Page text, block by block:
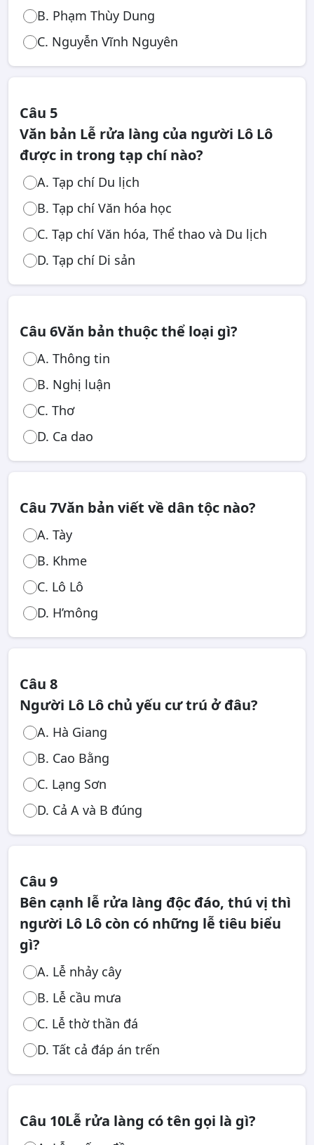
B. Phạm Thùy Dung
C. Nguyễn Vĩnh Nguyên
Câu 5
Văn bản Lễ rửa làng của người Lô Lô
được in trong tạp chí nào?
A. Tạp chí Du lịch
B. Tạp chí Văn hóa học
C. Tạp chí Văn hóa, Thể thao và Du lịch
D. Tạp chí Di sản
Câu 6Văn bản thuộc thể loại gì?
A. Thông tin
B. Nghị luận
C. Thơ
D. Ca dao
Câu 7Văn bản viết về dân tộc nào?
A. Tày
B. Khme
C. Lô Lô
D. H’mông
Câu 8
Người Lô Lô chủ yếu cư trú ở đâu?
A. Hà Giang
B. Cao Bằng
C. Lạng Sơn
D. Cả A và B đúng
Câu 9
Bên cạnh lễ rửa làng độc đáo, thú vị thì
người Lô Lô còn có những lễ tiêu biểu
gì?
A. Lễ nhảy cây
B. Lễ cầu mưa
C. Lễ thờ thần đá
D. Tất cả đáp án trến
Câu 10Lễ rửa làng có tên gọi là gì?